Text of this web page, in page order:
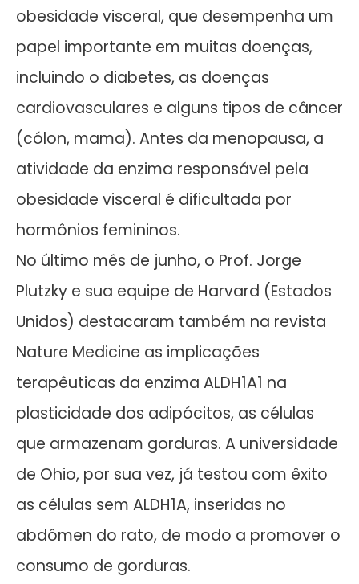
obesidade visceral, que desempenha um
papel importante em muitas doenças,
incluindo o diabetes, as doenças
cardiovasculares e alguns tipos de câncer
(cólon, mama). Antes da menopausa, a
atividade da enzima responsável pela
obesidade visceral é dificultada por
hormônios femininos.
No último mês de junho, o Prof. Jorge
Plutzky e sua equipe de Harvard (Estados
Unidos) destacaram também na revista
Nature Medicine as implicações
terapêuticas da enzima ALDH1A1 na
plasticidade dos adipócitos, as células
que armazenam gorduras. A universidade
de Ohio, por sua vez, já testou com êxito
as células sem ALDH1A, inseridas no
abdômen do rato, de modo a promover o
consumo de gorduras.